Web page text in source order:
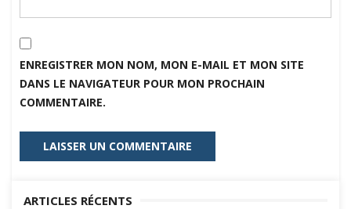
ENREGISTRER MON NOM, MON E-MAIL ET MON SITE
DANS LE NAVIGATEUR POUR MON PROCHAIN
COMMENTAIRE.
ARTICLES RÉCENTS